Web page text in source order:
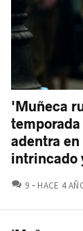
'Muñeca
adentra
intrincado
9 HACE 4